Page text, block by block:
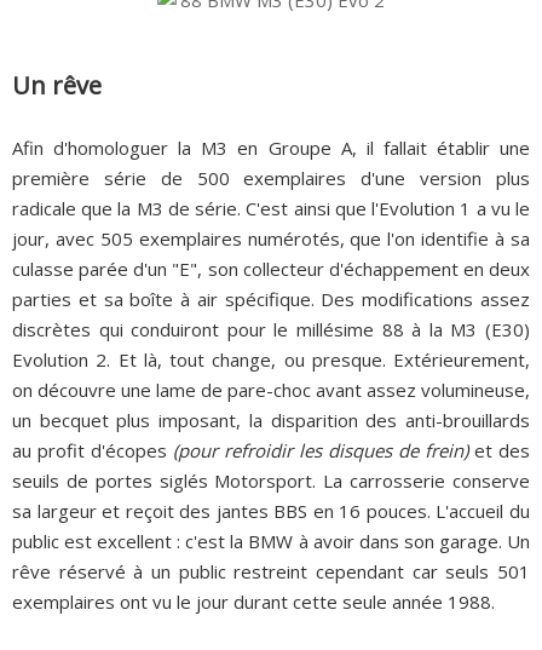
Un rêve
Afin d'homologuer la M3 en Groupe A, il fallait établir une
première série de 500 exemplaires d'une version plus
radicale que la M3 de série. C'est ainsi que l'Evolution 1 a vu le
jour, avec 505 exemplaires numérotés, que l'on identifie à sa
culasse parée d'un "E", son collecteur d'échappement en deux
parties et sa boîte à air spécifique. Des modifications assez
discrètes qui conduiront pour le millésime 88 à la M3 (E30)
Evolution 2. Et là, tout change, ou presque. Extérieurement,
on découvre une lame de pare-choc avant assez volumineuse,
un becquet plus imposant, la disparition des anti-brouillards
au profit d'écopes (pour refroidir les disques de frein)et des
seuils de portes siglés Motorsport. La carrosserie conserve
sa largeur et reçoit des jantes BBS en 16 pouces. L'accueil du
public est excellent : c'est la BMW à avoir dans son garage. Un
rêve réservé à un public restreint cependant car seuls 501
exemplaires ont vu le jour durant cette seule année 1988.